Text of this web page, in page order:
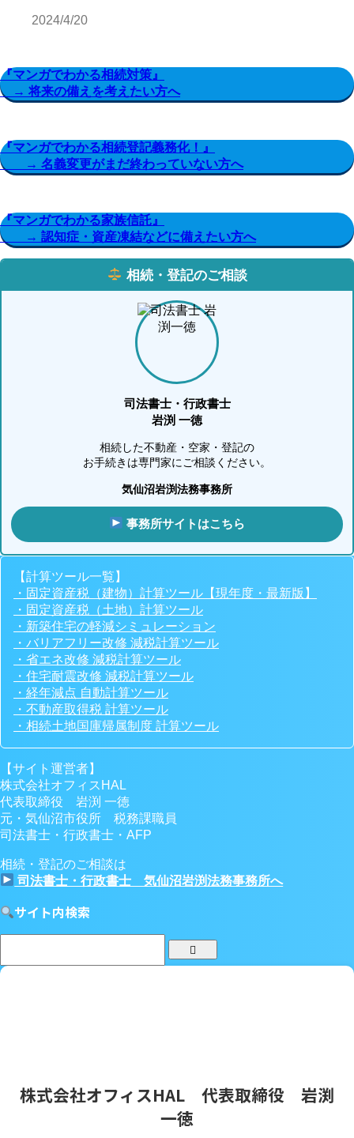
2024/4/20
『マンガでわかる相続対策』
→ 将来の備えを考えたい方へ
『マンガでわかる相続登記義務化！』
→ 名義変更がまだ終わっていない方へ
『マンガでわかる家族信託』
→ 認知症・資産凍結などに備えたい方へ
相続・登記のご相談
司法書士・行政書士
岩渕 一徳
相続した不動産・空家・登記の
お手続きは専門家にご相談ください。
気仙沼岩渕法務事務所
事務所サイトはこちら
【計算ツール一覧】
・固定資産税（建物）計算ツール【現年度・最新版】
・固定資産税（土地）計算ツール
・新築住宅の軽減シミュレーション
・バリアフリー改修 減税計算ツール
・省エネ改修 減税計算ツール
・住宅耐震改修 減税計算ツール
・経年減点 自動計算ツール
・不動産取得税 計算ツール
・相続土地国庫帰属制度 計算ツール
【サイト運営者】
株式会社オフィスHAL
代表取締役 岩渕 一徳
元・気仙沼市役所 税務課職員
司法書士・行政書士・AFP
相続・登記のご相談は
司法書士・行政書士 気仙沼岩渕法務事務所へ
サイト内検索
株式会社オフィスHAL 代表取締役 岩渕
一徳